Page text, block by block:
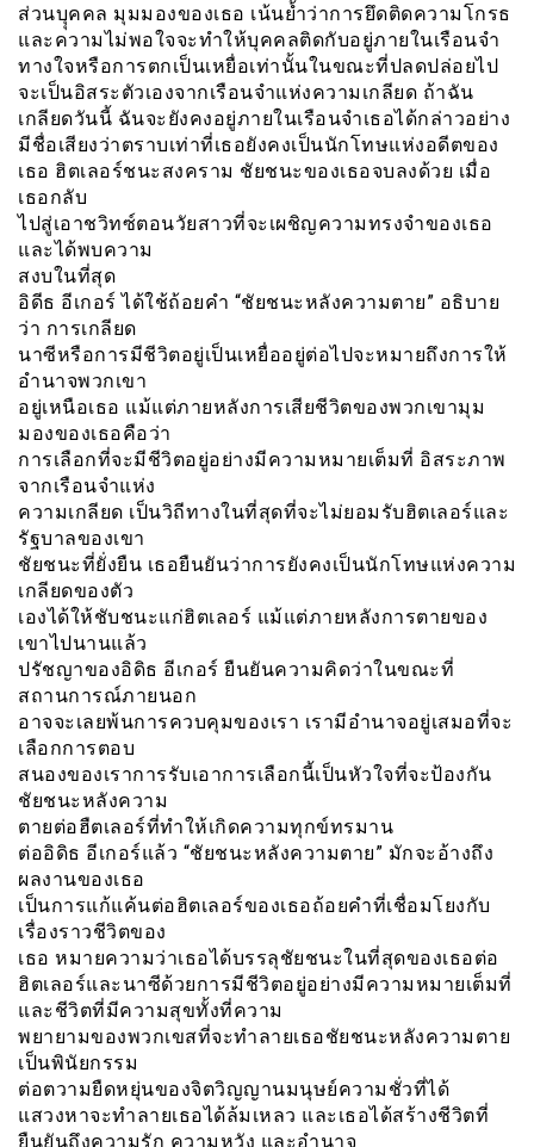
ส่วนบุุคคล มุมมองของเธอ เน้นย้ำว่าการยึดติดความโกรธ
และความไม่พอใจจะทำให้บุคคลติดกับอยู่ภายในเรือนจำ
ทางใจหรือการตกเป็นเหยื่อเท่านั้นในขณะที่ปลดปล่อยไป
จะเป็นอิสระตัวเองจากเรือนจำแห่งความเกลียด ถ้าฉัน
เกลียดวันนี้ ฉันจะยังคงอยู่ภายในเรือนจำเธอได้กล่าวอย่าง
มีชื่อเสียงว่าตราบเท่าที่เธอยังคงเป็นนักโทษแห่งอดีตของ
เธอ ฮิตเลอร์ชนะสงคราม ชัยชนะของเธอจบลงด้วย เมื่อ
เธอกลับ
ไปสู่เอาชวิทซ์ตอนวัยสาวที่จะเผชิญความทรงจำของเธอ
และได้พบความ
สงบในที่สุด
อิดีธ อีเกอร์ ได้ใช้ถ้อยคำ “ชัยชนะหลังความตาย” อธิบาย
ว่า การเกลียด
นาซีหรือการมีชีวิตอยู่เป็นเหยื่ออยู่ต่อไปจะหมายถึงการให้
อำนาจพวกเขา
อยู่เหนือเธอ แม้แต่ภายหลังการเสียชีวิตของพวกเขามุม
มองของเธอคือว่า
การเลือกที่จะมีชีวิตอยู่อย่างมีความหมายเต็มที่ อิสระภาพ
จากเรือนจำแห่ง
ความเกลียด เป็นวิถีทางในที่สุดที่จะไม่ยอมรับฮิตเลอร์และ
รัฐบาลของเขา
ชัยชนะที่ยั่งยืน เธอยืนยันว่าการยังคงเป็นนักโทษแห่งความ
เกลียดของตัว
เองได้ให้ชับชนะแก่ฮิตเลอร์ แม้แต่ภายหลังการตายของ
เขาไปนานแล้ว
ปรัชญาของอิดิธ อีเกอร์ ยืนยันความคิดว่าในขณะที่
สถานการณ์ภายนอก
อาจจะเลยพ้นการควบคุมของเรา เรามีอำนาจอยู่เสมอที่จะ
เลือกการตอบ
สนองของเราการรับเอาการเลือกนี้เป็นหัวใจที่จะป้องกัน
ชัยชนะหลังความ
ตายต่อฮืตเลอร์ที่ทำให้เกิดความทุกข์ทรมาน
ต่ออิดิธ อีเกอร์แล้ว “ชัยชนะหลังความตาย” มักจะอ้างถึง
ผลงานของเธอ
เป็นการแก้แค้นต่อฮิตเลอร์ของเธอถ้อยคำที่เชื่อมโยงกับ
เรื่องราวชีวิตของ
เธอ หมายความว่าเธอได้บรรลุชัยชนะในที่สุดของเธอต่อ
ฮิตเลอร์และนาซีด้วยการมีชีวิตอยู่อย่างมีความหมายเต็มที่
และชีวิตที่มีความสุขทั้งที่ความ
พยายามของพวกเขสที่จะทำลายเธอชัยชนะหลังความตาย
เป็นพินัยกรรม
ต่อตวามยืดหยุ่นของจิตวิญญานมนุษย์ความชั่วที่ได้
แสวงหาจะทำลายเธอได้ล้มเหลว และเธอได้สร้างชีวิตที่
ยืนยันถึงความรัก ความหวัง และอำนาจ